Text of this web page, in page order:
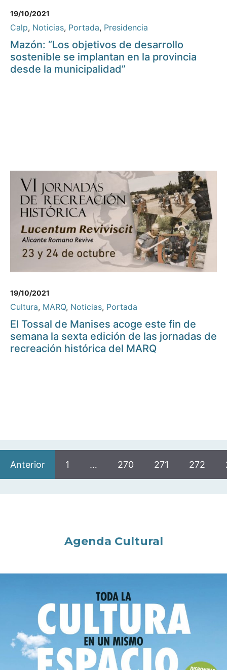
19/10/2021
Calp, Noticias, Portada, Presidencia
Mazón: “Los objetivos de desarrollo
sostenible se implantan en la provincia
desde la municipalidad”
19/10/2021
Cultura, MARQ, Noticias, Portada
El Tossal de Manises acoge este fin de
semana la sexta edición de las jornadas de
recreación histórica del MARQ
Anterior 1 … 270 271 272
Agenda Cultural